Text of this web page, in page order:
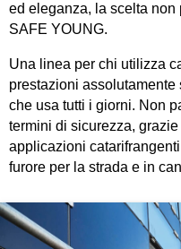
ed eleganza, la scelta
SAFE YOUNG.
Una linea per chi utilizza
prestazioni
che usa tutti i giorni. Non
termini di sicurezza,
applicazioni
furore per la strada e in